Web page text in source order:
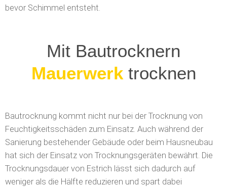
bevor Schimmel entsteht.
Mit Bautrocknern
Wasserschäden trocknen
Bautrocknung kommt nicht nur bei der Trocknung von
Feuchtigkeitsschäden zum Einsatz. Auch während der
Sanierung bestehender Gebäude oder beim Hausneubau
hat sich der Einsatz von Trocknungsgeräten bewährt. Die
Trocknungsdauer von Estrich lässt sich dadurch auf
weniger als die Hälfte reduzieren und spart dabei